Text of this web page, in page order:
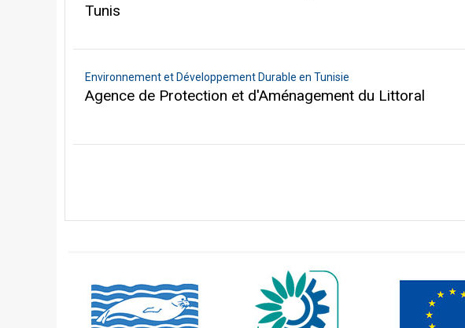
Tunis
Environnement et Développement Durable en Tunisie
Agence de Protection et d'Aménagement du Littoral